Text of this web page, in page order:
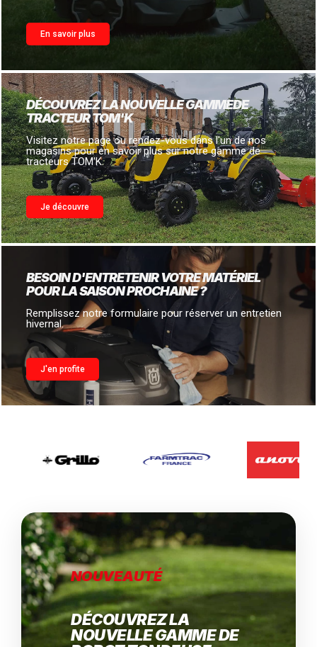
En savoir plus
DÉCOUVREZ LA NOUVELLE GAMMEDE
TRACTEUR TOM'K
Visitez notre page ou rendez-vous dans l'un de nos
magasins pour en savoir plus sur notre gamme de
tracteurs TOM'K.
Je découvre
BESOIN D'ENTRETENIR VOTRE MATÉRIEL
POUR LA SAISON PROCHAINE ?
Remplissez notre formulaire pour réserver un entretien
hivernal.
J'en profite
NOUVEAUTÉ
DÉCOUVREZ LA
NOUVELLE GAMME DE